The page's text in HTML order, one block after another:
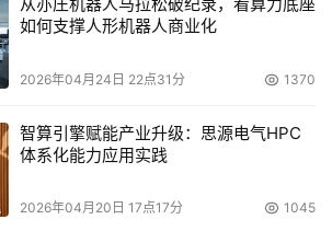
研发周期，提升了目标性状改良精准
队已基于该农业科研智能系统成功地对
了株型改良，株高较常规品种降低约
古医学、金融、政务、工业、汽车五个
的行业自然语言大模型，加速行业智能
式上线。
从亦庄机器人马拉松破纪录，看算力底座
如何支撑人形机器人商业化
2026年04月24日 22点31分 1370
智算引擎赋能产业升级：思源电气HPC
体系化能力应用实践
2026年04月20日 17点17分 1045